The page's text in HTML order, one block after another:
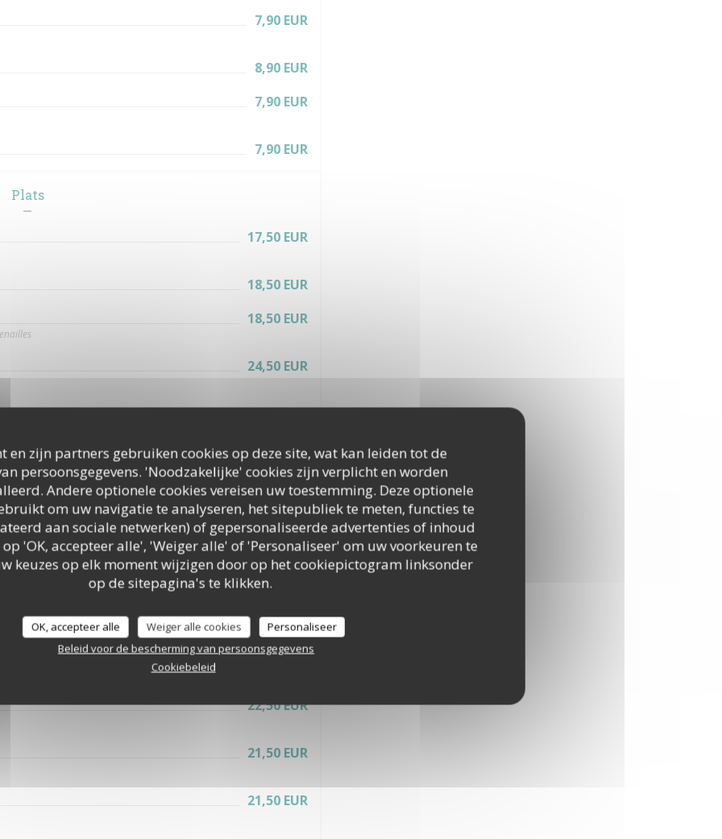
en zijn partners gebruiken cookies op deze site, wat kan leiden tot de
persoonsgegevens. 'Noodzakelijke' cookies zijn verplicht en worden
Andere optionele cookies vereisen uw toestemming. Deze optionele
om uw navigatie te analyseren, het sitepubliek te meten, functies te
aan sociale netwerken) of gepersonaliseerde advertenties of inhoud
op 'OK, accepteer alle', 'Weiger alle' of 'Personaliseer' om uw voorkeuren te
keuzes op elk moment wijzigen door op het cookiepictogram linksonder
op de sitepagina's te klikken.
OK, accepteer alle Weiger alle cookies
Personaliseer
Beleid voor de bescherming van persoonsgegevens
Cookiebeleid
7,90 EUR
8,90 EUR
7,90 EUR
7,90 EUR
Plats
17,50 EUR
18,50 EUR
18,50 EUR
24,50 EUR
18,50 EUR
19,50 EUR
aux agrumes
23,50 EUR
17,90 EUR
23,50 EUR
maison 19,50 EUR
21,00 EUR
22,50 EUR
21,50 EUR
21,50 EUR